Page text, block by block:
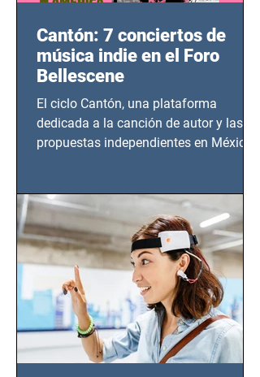
Cantón: 7 conciertos de
música indie en el Foro
Bellescene
El ciclo Cantón, una plataforma
dedicada a la canción de autor y las
propuestas independientes en México,
CDMX), todos los miércoles a partir del
14 de agosto al 25 de septiembre, a las
20:00 horas.